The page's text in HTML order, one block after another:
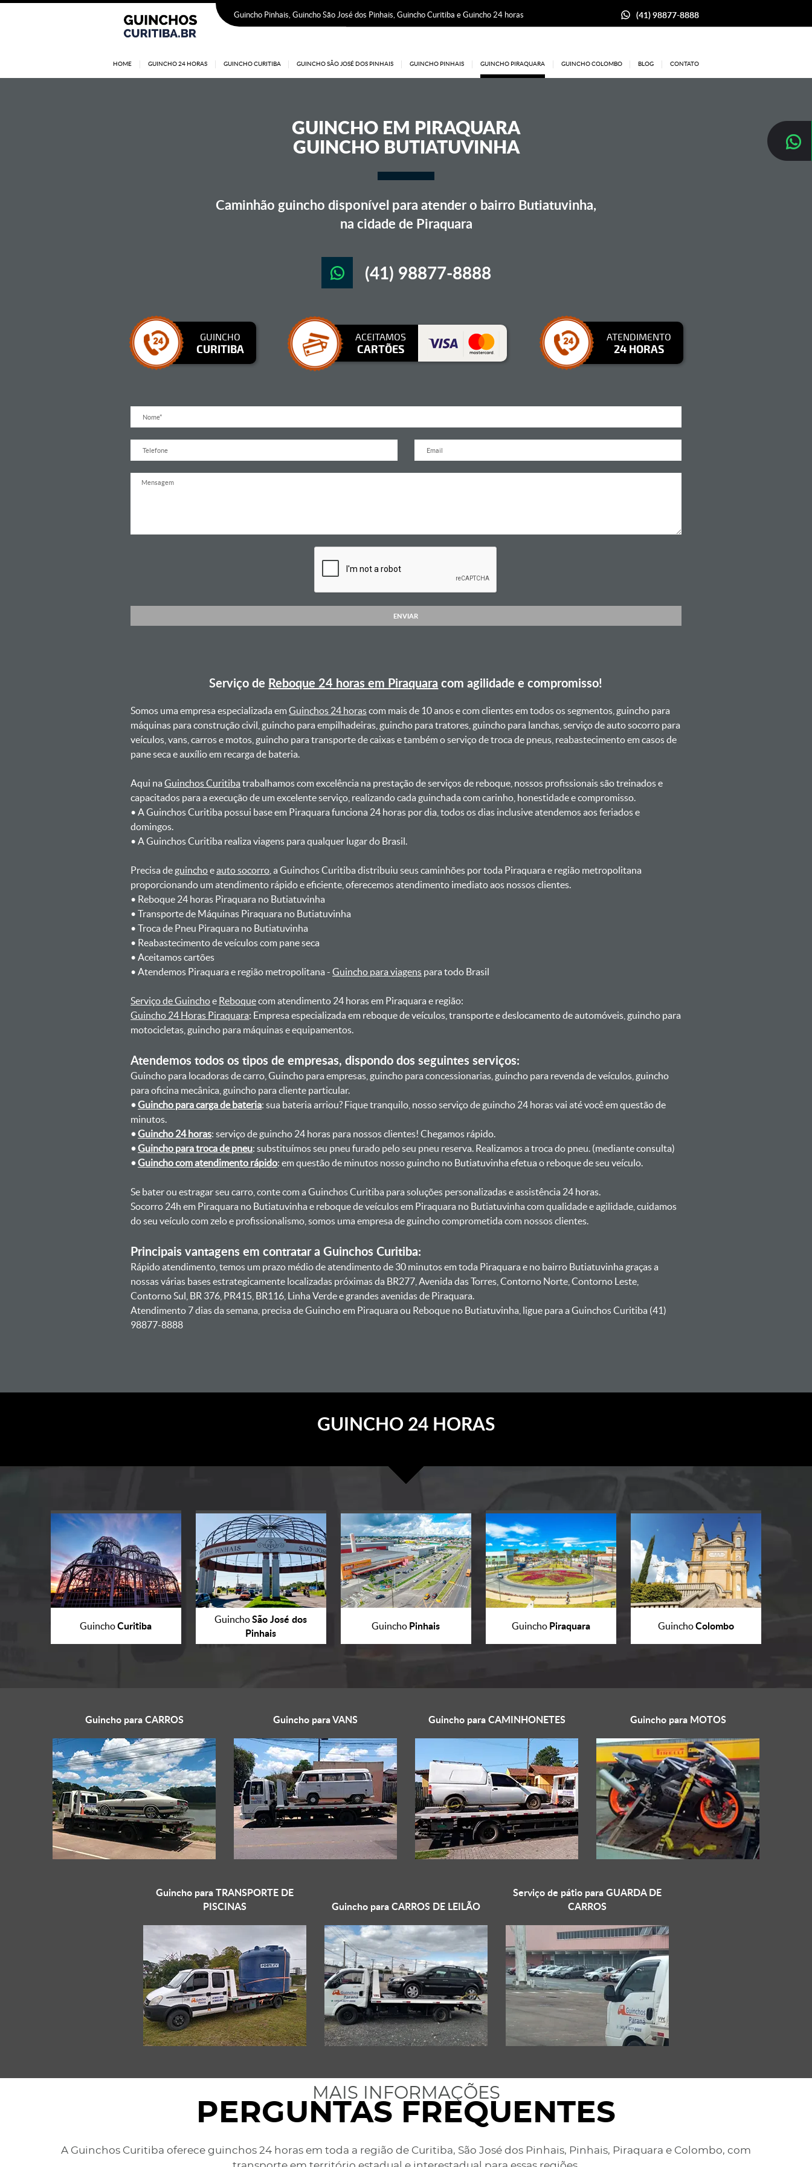
Guincho Pinhais, Guincho São José dos Pinhais, Guincho Curitiba e Guincho 24 horas (41) 98877-8888
HOME GUINCHO 24 HORAS GUINCHO CURITIBA GUINCHO SÃO JOSÉ DOS PINHAIS GUINCHO PINHAIS GUINCHO PIRAQUARA GUINCHO COLOMBO BLOG CONTATO
GUINCHO EM PIRAQUARA
GUINCHO BUTIATUVINHA
Caminhão guincho disponível para atender o bairro Butiatuvinha,
na cidade de Piraquara
(41) 98877-8888
GUINCHO
CURITIBA
ACEITAMOS
CARTÕES
ATENDIMENTO
24 HORAS
ENVIAR
Serviço de Reboque 24 horas em Piraquara com agilidade e compromisso!
Somos uma empresa especializada emGuinchos 24 horascom mais de 10 anos e com clientes em todos os segmentos, guincho para
máquinas para construção civil, guincho para empilhadeiras, guincho para tratores, guincho para lanchas, serviço de auto socorro para
veículos, vans, carros e motos, guincho para transporte de caixas e também o serviço de troca de pneus, reabastecimento em casos de
pane seca e auxílio em recarga de bateria. ㅤㅤ
Aqui naGuinchos Curitiba trabalhamos com excelência na prestação de serviços de reboque, nossos profissionais são treinados e
capacitados para a execução de um excelente serviço, realizando cada guinchada com carinho, honestidade e compromisso.
ㅤㅤ• A Guinchos Curitiba possui base em Piraquara funciona 24 horas por dia, todos os dias inclusive atendemos aos feriados e
domingos.
ㅤㅤ• A Guinchos Curitiba realiza viagens para qualquer lugar do Brasil.
Precisa de guinchoeauto socorro , a Guinchos Curitiba distribuiu seus caminhões por toda Piraquara e região metropolitana
proporcionando um atendimento rápido e eficiente, oferecemos atendimento imediato aos nossos clientes.
ㅤㅤ• Reboque 24 horas Piraquara no Butiatuvinha
ㅤㅤ• Transporte de Máquinas Piraquara no Butiatuvinha
ㅤㅤ• Troca de Pneu Piraquara no Butiatuvinha
ㅤㅤ• Reabastecimento de veículos com pane seca
ㅤㅤ• Aceitamos cartões
ㅤㅤ• Atendemos Piraquara e região metropolitana -Guincho para viagens para todo Brasil
Serviço de Guinchoe Reboquecom atendimento 24 horas em Piraquara e região:
Guincho 24 Horas Piraquara: Empresa especializada em reboque de veículos, transporte e deslocamento de automóveis, guincho para
motocicletas, guincho para máquinas e equipamentos.
Atendemos todos os tipos de empresas, dispondo dos seguintes serviços:
Guincho para locadoras de carro, Guincho para empresas, guincho para concessionarias, guincho para revenda de veículos, guincho
para oficina mecânica, guincho para cliente particular.
•Guincho para carga de bateria: sua bateria arriou? Fique tranquilo, nosso serviço de guincho 24 horas vai até você em questão de
minutos.
•Guincho 24 horas: serviço de guincho 24 horas para nossos clientes! Chegamos rápido.
•Guincho para troca de pneu: substituímos seu pneu furado pelo seu pneu reserva. Realizamos a troca do pneu. (mediante consulta)
•Guincho com atendimento rápido: em questão de minutos nosso guincho no Butiatuvinha efetua o reboque de seu veículo.
Se bater ou estragar seu carro, conte com a Guinchos Curitiba para soluções personalizadas e assistência 24 horas.
Socorro 24h em Piraquara no Butiatuvinha e reboque de veículos em Piraquara no Butiatuvinha com qualidade e agilidade, cuidamos
do seu veículo com zelo e profissionalismo, somos uma empresa de guincho comprometida com nossos clientes.
Principais vantagens em contratar a Guinchos Curitiba:
Rápido atendimento, temos um prazo médio de atendimento de 30 minutos em toda Piraquara e no bairro Butiatuvinha graças a
nossas várias bases estrategicamente localizadas próximas da BR277, Avenida das Torres, Contorno Norte, Contorno Leste,
Contorno Sul, BR 376, PR415, BR116, Linha Verde e grandes avenidas de Piraquara.
Atendimento 7 dias da semana, precisa de Guincho em Piraquara ou Reboque no Butiatuvinha, ligue para a Guinchos Curitiba (41)
98877-8888
GUINCHO 24 HORAS
GuinchoCuritiba GuinchoSão José dos
Pinhais
Guincho Pinhais Guincho Piraquara GuinchoColombo
Guincho paraCARROS Guincho paraVANS Guincho paraCAMINHONETES Guincho para MOTOS
Guincho paraTRANSPORTE DE
PISCINAS
Guincho paraCARROS DE LEILÃO
Serviço de pátio paraGUARDA DE
CARROS
MAIS INFORMAÇÕES
PERGUNTAS FREQUENTES
A Guinchos Curitiba oferece guinchos 24 horas em toda a região de Curitiba, São José dos Pinhais, Pinhais, Piraquara e Colombo, com